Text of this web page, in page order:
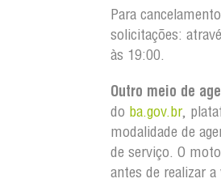
Para
solicitações:
às 19:00.
Outro meio de
do ba.gov.br,
modalidade de
de serviço. O
antes de realizar a